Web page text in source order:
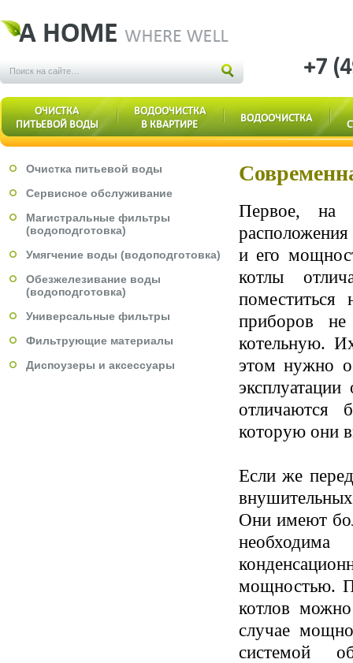
+7
ОЧИСТКА
ПИТЬЕВОЙ ВОДЫ
ВОДООЧИСТКА
В КВАРТИРЕ
ВОДООЧИСТКА
Очистка питьевой воды
Сервисное обслуживание
Магистральные фильтры
(водоподготовка)
Умягчение воды (водоподготовка)
Обезжелезивание воды
(водоподготовка)
Универсальные фильтры
Фильтрующие материалы
Диспоузеры и аксессуары
Первое, на
и его
котлы
поместиться
приборов
котельную.
этом нужно
отличаются
которую они
Если же
Они имеют
мощностью.
котлов
случае
системой